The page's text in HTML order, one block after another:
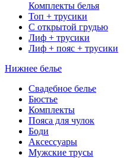
Комплекты белья
Топ + трусики
С открытой грудью
Лиф + трусики
Лиф + пояс + трусики
Нижнее белье
Свадебное белье
Бюстье
Комплекты
Пояса для чулок
Боди
Аксессуары
Мужские трусы